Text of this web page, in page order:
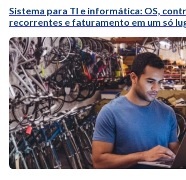
Sistema para TI e informática: OS,
recorrentes e faturamento em um só